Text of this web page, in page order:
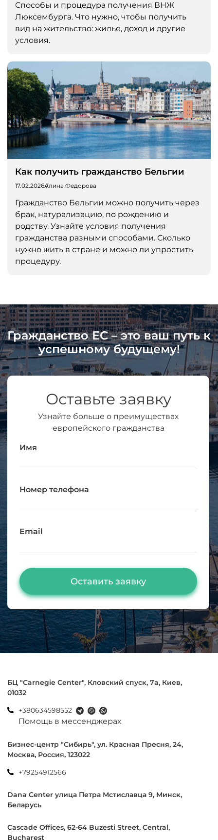
Способы и процедура получения ВНЖ
Люксембурга. Что нужно, чтобы получить
вид на жительство: жилье, доход и другие
условия.
Как получить гражданство Бельгии
17.02.2026Алина Федорова
Гражданство Бельгии можно получить через
брак, натурализацию, по рождению и
родству. Узнайте условия получения
гражданства разными способами. Сколько
нужно жить в стране и можно ли упростить
процедуру.
Гражданство ЕС – это ваш путь к
успешному будущему!
Оставьте заявку
Узнайте больше о преимуществах
европейского гражданства
Имя
Номер телефона
Email
Оставить заявку
БЦ "Carnegie Center", Кловский спуск, 7a, Киев,
01032
+380634598552
Помощь в мессенджерах
Бизнес-центр "Сибирь", ул. Красная Пресня, 24,
Москва, Россия, 123022
+79254912566
Dana Center улица Петра Мстиславца 9, Минск,
Беларусь
Cascade Offices, 62-64 Buzesti Street, Central,
Bucharest